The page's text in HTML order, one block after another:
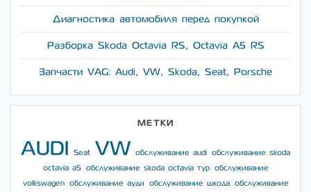
Диагностика автомобиля перед покупкой
Разборка Skoda Octavia RS, Octavia A5 RS
Запчасти VAG: Audi, VW, Skoda, Seat, Porsche
МЕТКИ
AUDI Seat VW обслуживание audi
обслуживание skoda
octavia a5
обслуживание skoda octavia тур
обслуживание
volkswagen
обслуживание ауди обслуживание шкода
обслуживание